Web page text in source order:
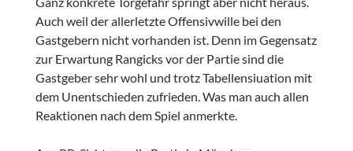
Auch weil der allerletzte Offensivwille bei den
Gastgebern nicht vorhanden ist. Denn im Gegensatz
zur Erwartung Rangicks vor der Partie sind die
Gastgeber sehr wohl und trotz Tabellensiuation mit
dem Unentschieden zufrieden. Was man auch allen
Reaktionen nach dem Spiel anmerkte.